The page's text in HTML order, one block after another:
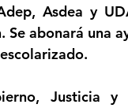
Categoría sin
Asdea y
Se abonará una
Justicia